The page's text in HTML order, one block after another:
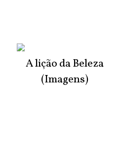
A lição da Beleza
(Imagens)